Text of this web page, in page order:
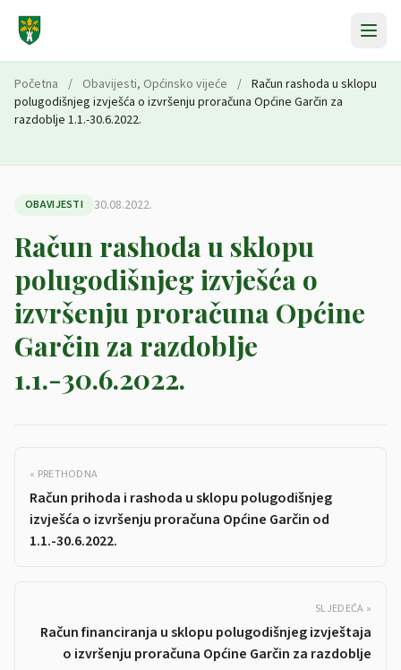
Početna / Obavijesti, Općinsko vijeće / Račun rashoda u sklopu
polugodišnjeg izvješća o izvršenju proračuna Općine Garčin za
razdoblje 1.1.-30.6.2022.
OBAVIJESTI 30.08.2022.
Račun rashoda u sklopu
polugodišnjeg izvješća o
izvršenju proračuna Općine
Garčin za razdoblje
1.1.-30.6.2022.
« PRETHODNA
Račun prihoda i rashoda u sklopu polugodišnjeg
izvješća o izvršenju proračuna Općine Garčin od
1.1.-30.6.2022.
SLJEDEĆA »
Račun financiranja u sklopu polugodišnjeg izvještaja
o izvršenju proračuna Općine Garčin za razdoblje